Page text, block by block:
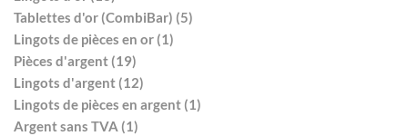
Tablettes d'or (CombiBar) (5)
Lingots de pièces en or (1)
Pièces d'argent (19)
Lingots d'argent (12)
Lingots de pièces en argent (1)
Argent sans TVA (1)